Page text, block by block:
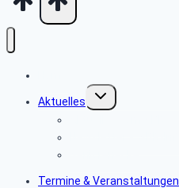
Aktuelles
Untermenü
umschalten
Termine & Veranstaltungen